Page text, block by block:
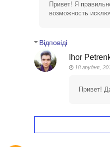
Привет! Я
возможность
Відповіді
Ihor
18 грудня,
Привет!